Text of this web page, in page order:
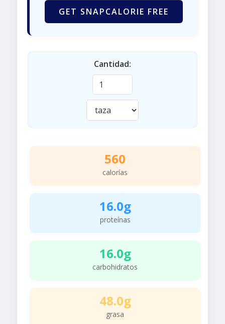
GET SNAPCALORIE FREE
Cantidad:
560
calorías
16.0g
proteínas
16.0g
carbohidratos
48.0g
grasa